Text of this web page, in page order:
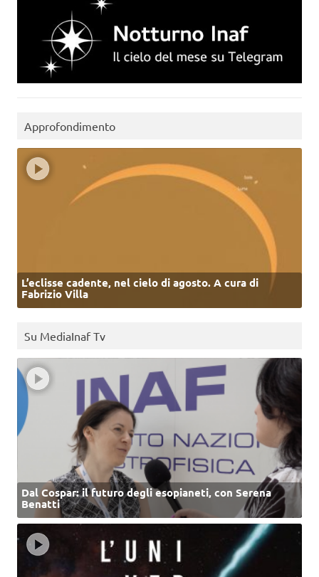
Approfondimento
L’eclisse cadente, nel cielo di agosto. A cura di
Fabrizio Villa
Su MediaInaf Tv
Dal Cospar: il futuro degli esopianeti, con Serena
Benatti